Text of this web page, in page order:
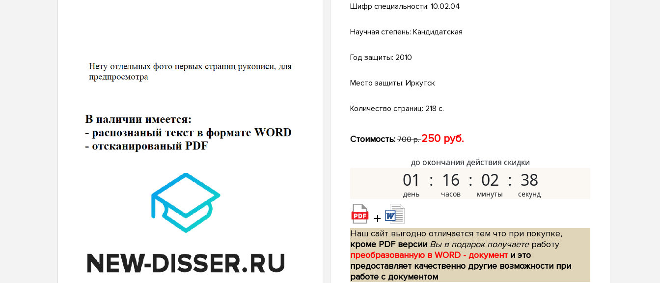
Шифр специальности: 10.02.04
Научная степень: Кандидатская
Год защиты: 2010
Место защиты: Иркутск
Количество страниц: 218 с.
Стоимость: 700 р.250 руб.
до окончания действия скидки
01 16 02 37
+
Наш сайт выгодно отличается тем что при покупке,
кроме PDF версии Вы в подарок получаетеработу
преобразованную в WORD - документ и это
предоставляет качественно другие возможности при
работе с документом